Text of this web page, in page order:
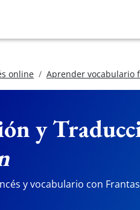
online Aprender vocabulario
y
y vocabulario con